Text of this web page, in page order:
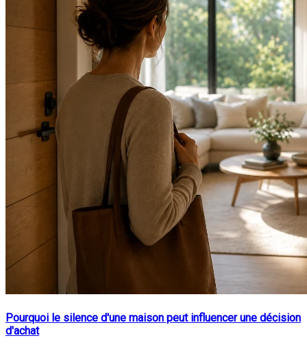
Pourquoi le silence d'une maison peut influencer une décision
d'achat